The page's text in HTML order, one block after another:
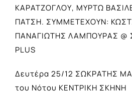
ΚΑΡΑΤΖΟΓΛΟΥ, ΜΥΡΤΩ
ΠΑΤΣΗ. ΣΥΜΜΕΤΕΧΟΥΝ:
ΠΑΝΑΓΙΩΤΗΣ ΛΑΜΠΟΥΡΑΣ @
PLUS
Δευτέρα 25/12 ΣΩΚΡΑΤΗΣ
του Νότου ΚΕΝΤΡΙΚΗ ΣΚΗΝΗ